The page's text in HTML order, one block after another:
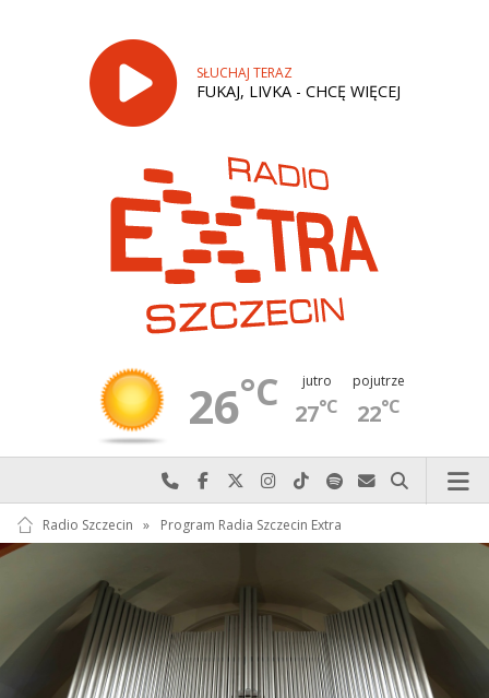
SŁUCHAJ TERAZ
FUKAJ, LIVKA - CHCĘ WIĘCEJ
26°C jutro
27°C
pojutrze
22°C
Najlepiej po prostu do nas zadzwoń
Odwiedź nas na Facebook-u
Odwiedź nas na X
Odwiedź nas na Instagram-ie
Odwiedź nas na TikTok-u
Szukaj nas na Spotify
Wyślij do nas
Szukaj
Radio Szczecin » Program Radia Szczecin Extra